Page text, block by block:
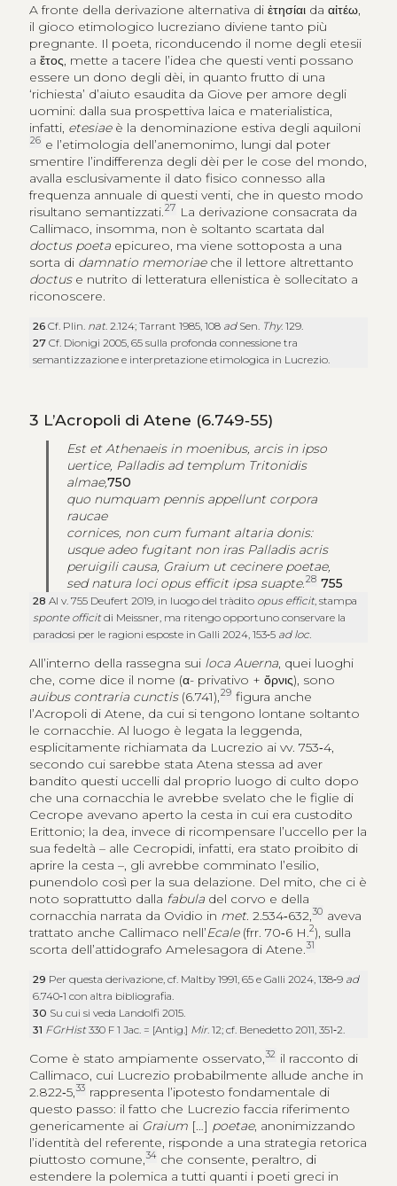
A fronte della derivazione alternativa di ἐτησίαιda αἰτέω,
il gioco etimologico lucreziano diviene tanto più
pregnante. Il poeta, riconducendo il nome degli etesii
a ἔτος, mette a tacere l’idea che questi venti possano
essere un dono degli dèi, in quanto frutto di una
‘richiesta’ d’aiuto esaudita da Giove per amore degli
uomini: dalla sua prospettiva laica e materialistica,
infatti, etesiae è la denominazione estiva degli aquiloni
26 e l’etimologia dell’anemonimo, lungi dal poter
smentire l’indifferenza degli dèi per le cose del mondo,
avalla esclusivamente il dato fisico connesso alla
frequenza annuale di questi venti, che in questo modo
risultano semantizzati.27 La derivazione consacrata da
Callimaco, insomma, non è soltanto scartata dal
doctus poeta epicureo, ma viene sottoposta a una
sorta di damnatio memoriaeche il lettore altrettanto
doctuse nutrito di letteratura ellenistica è sollecitato a
riconoscere.
26Cf. Plin. nat. 2.124; Tarrant 1985, 108 ad Sen. Thy. 129.
27Cf. Dionigi 2005, 65 sulla profonda connessione tra
semantizzazione e interpretazione etimologica in Lucrezio.
3 L’Acropoli di Atene (6.749‑55)
Est et Athenaeis in moenibus, arcis in ipso
uertice, Palladis ad templum Tritonidis
almae,750
quo numquam pennis appellunt corpora
raucae
cornices, non cum fumant altaria donis:
usque adeo fugitant non iras Palladis acris
peruigili causa, Graium ut cecinere poetae,
sed natura loci opus efficit ipsa suapte.28 755
28Al v. 755 Deufert 2019, in luogo del tràdito opus efficit, stampa
sponte officitdi Meissner, ma ritengo opportuno conservare la
paradosi per le ragioni esposte in Galli 2024, 153‑5 ad loc.
All’interno della rassegna sui loca Auerna, quei luoghi
che, come dice il nome (α- privativo + ὄρνις), sono
auibus contraria cunctis(6.741),29 figura anche
l’Acropoli di Atene, da cui si tengono lontane soltanto
le cornacchie. Al luogo è legata la leggenda,
esplicitamente richiamata da Lucrezio ai vv. 753‑4,
secondo cui sarebbe stata Atena stessa ad aver
bandito questi uccelli dal proprio luogo di culto dopo
che una cornacchia le avrebbe svelato che le figlie di
Cecrope avevano aperto la cesta in cui era custodito
Erittonio; la dea, invece di ricompensare l’uccello per la
sua fedeltà – alle Cecropidi, infatti, era stato proibito di
aprire la cesta –, gli avrebbe comminato l’esilio,
punendolo così per la sua delazione. Del mito, che ci è
noto soprattutto dalla fabula del corvo e della
cornacchia narrata da Ovidio in met. 2.534‑632,30 aveva
trattato anche Callimaco nell’Ecale (frr. 70‑6 H.2), sulla
scorta dell’attidografo Amelesagora di Atene.31
29 Per questa derivazione, cf. Maltby 1991, 65 e Galli 2024, 138‑9 ad
6.740‑1 con altra bibliografia.
30 Su cui si veda Landolfi 2015.
31 FGrHist330 F 1 Jac. = [Antig.] Mir. 12; cf. Benedetto 2011, 351‑2.
Come è stato ampiamente osservato,32 il racconto di
Callimaco, cui Lucrezio probabilmente allude anche in
2.822‑5,33 rappresenta l’ipotesto fondamentale di
questo passo: il fatto che Lucrezio faccia riferimento
genericamente ai Graium […] poetae, anonimizzando
l’identità del referente, risponde a una strategia retorica
piuttosto comune,34che consente, peraltro, di
estendere la polemica a tutti quanti i poeti greci in